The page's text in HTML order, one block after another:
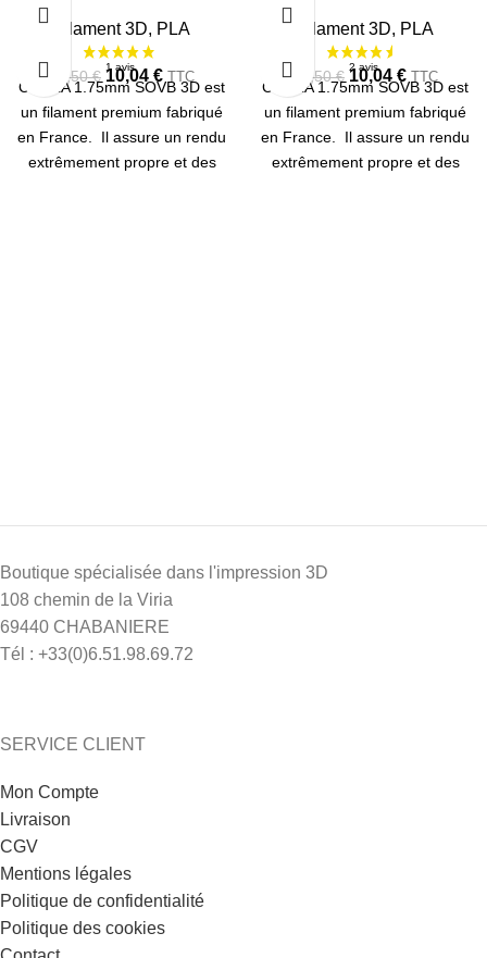
Filament 3D, PLA
13,50€ 10,04 € TTC
Ce PLA 1.75mm SOVB 3D est
un filament premium fabriqué
en France. Il assure un rendu
extrêmement propre et des
Filament 3D, PLA
13,50€ 10,04 € TTC
Ce PLA 1.75mm SOVB 3D est
un filament premium fabriqué
en France. Il assure un rendu
extrêmement propre et des
Boutique spécialisée dans l'impression 3D
108 chemin de la Viria
69440 CHABANIERE
Tél : +33(0)6.51.98.69.72
SERVICE CLIENT
Mon Compte
Livraison
CGV
Mentions légales
Politique de confidentialité
Politique des cookies